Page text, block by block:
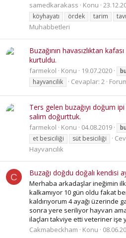
samedkarakass
Konu
köyhayatı
ördek tarim
Muhabbetleri
Buzağının havasızlıktan
kurtuldu.
farmekol Konu 19.07.2020
hayvancilik
Cevaplar: 2
Ters gelen buzağıyı doğum
salim doğurttuk.
farmekol Konu 04.08.2019
et besiciliği
süt besiciliği
Hayvancılık
C Buzağı doğdu doğalı kendisi
Merhaba arkadaşlar ineğimin
kalkamıyor 10 gün oldu fakat
kaldırıyorum 4 ayağı üzerinde
sonra yere seriliyor hayvan
ilaçları takviye etti veteriner işe
Cakmabeckham
Konu